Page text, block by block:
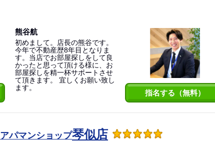
熊谷航
初めまして。店長の熊谷です。
今年で不動産歴8年目となりま
す。当店でお部屋探しをして良
かったと思って頂ける様に、お
部屋探しを精一杯サポートさせ
て頂きます。 宜しくお願い致し
ます。
指名する（無料）
アパマンショップ琴似店